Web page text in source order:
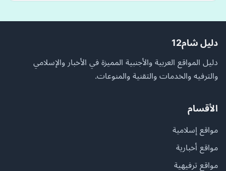
دليل شام12
دليل المواقع العربية والأجنبية المميزة في الأخبار والإسلامي
والترفيه والخدمات والتقنية والمنوعات.
الأقسام
مواقع إسلامية
مواقع أخبارية
مواقع ترفيهية